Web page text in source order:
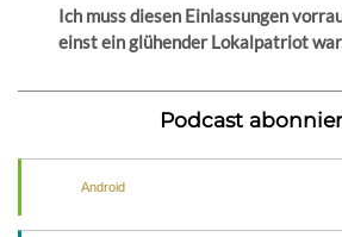
Ich muss diesen Einlassungen
einst ein glühender Lokalpatriot
Podcast
Android